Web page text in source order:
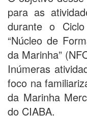
para as
durante o
“Núcleo de
da Marinha”
Inúmeras
foco na
da Marinha
do CIABA.